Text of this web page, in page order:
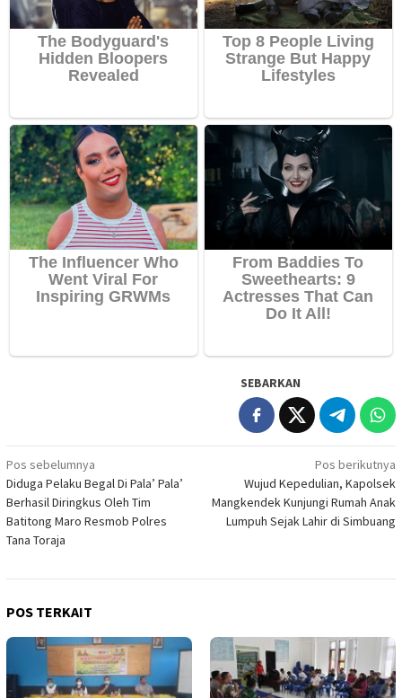
SEBARKAN
Navigasi
pos
Pos sebelumnya
Diduga Pelaku Begal Di Pala’ Pala’
Berhasil Diringkus Oleh Tim
Batitong Maro Resmob Polres
Tana Toraja
Pos berikutnya
Wujud Kepedulian, Kapolsek
Mangkendek Kunjungi Rumah Anak
Lumpuh Sejak Lahir di Simbuang
POS TERKAIT